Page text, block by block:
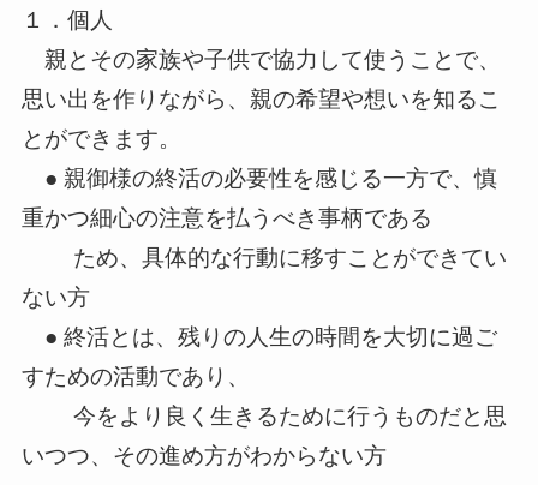
１．個人
親とその家族や子供で協力して使うことで、
思い出を作りながら、親の希望や想いを知るこ
とができます。
● 親御様の終活の必要性を感じる一方で、慎
重かつ細心の注意を払うべき事柄である
ため、具体的な行動に移すことができてい
ない方
● 終活とは、残りの人生の時間を大切に過ご
すための活動であり、
今をより良く生きるために行うものだと思
いつつ、その進め方がわからない方